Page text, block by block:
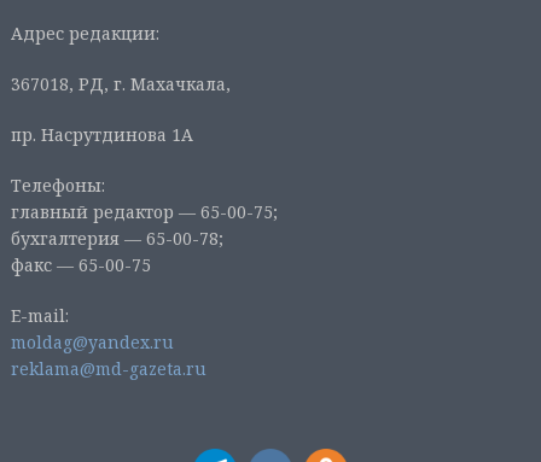
Адрес редакции:
367018, РД, г. Махачкала,
пр. Насрутдинова 1А
Телефоны:
главный редактор — 65-00-75;
бухгалтерия — 65-00-78;
факс — 65-00-75
E-mail:
moldag@yandex.ru
reklama@md-gazeta.ru